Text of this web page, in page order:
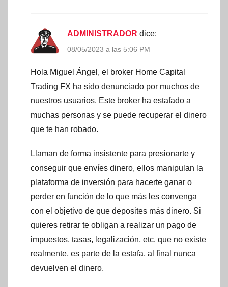
ADMINISTRADOR dice:
08/05/2023 a las 5:06 PM
Hola Miguel Ángel, el broker Home Capital
Trading FX ha sido denunciado por muchos de
nuestros usuarios. Este broker ha estafado a
muchas personas y se puede recuperar el dinero
que te han robado.
Llaman de forma insistente para presionarte y
conseguir que envíes dinero, ellos manipulan la
plataforma de inversión para hacerte ganar o
perder en función de lo que más les convenga
con el objetivo de que deposites más dinero. Si
quieres retirar te obligan a realizar un pago de
impuestos, tasas, legalización, etc. que no existe
realmente, es parte de la estafa, al final nunca
devuelven el dinero.